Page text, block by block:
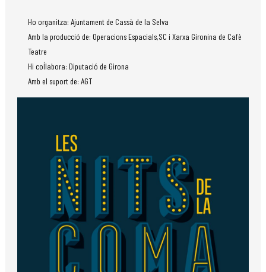
Ho organitza: Ajuntament de Cassà de la Selva
Amb la producció de: Operacions Espacials,SC i Xarxa Gironina de Cafè
Teatre
Hi col·labora: Diputació de Girona
Amb el suport de: AGT